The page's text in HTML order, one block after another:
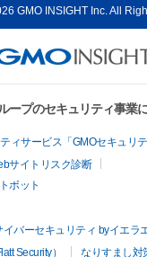
GMO INSIGHT Inc. All
ープのセキュリティ事業
ィサービス「GMOセキュリテ
サイトリスク診断
ボット
バーセキュリティ byイエラエ
Security）
なりすまし対